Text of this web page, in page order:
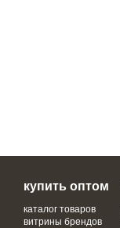
купить оптом
каталог товаров
витрины брендов